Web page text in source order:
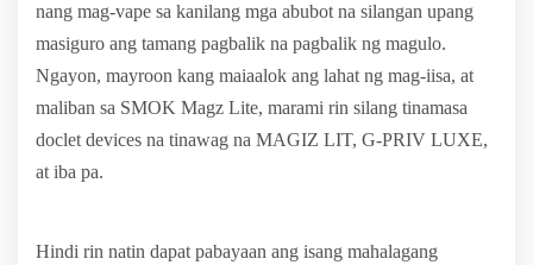
nang mag-vape sa kanilang mga abubot na silangan upang
masiguro ang tamang pagbalik na pagbalik ng magulo.
Ngayon, mayroon kang maiaalok ang lahat ng mag-iisa, at
maliban sa SMOK Magz Lite, marami rin silang tinamasa
doclet devices na tinawag na MAGIZ LIT, G-PRIV LUXE,
at iba pa.
Hindi rin natin dapat pabayaan ang isang mahalagang